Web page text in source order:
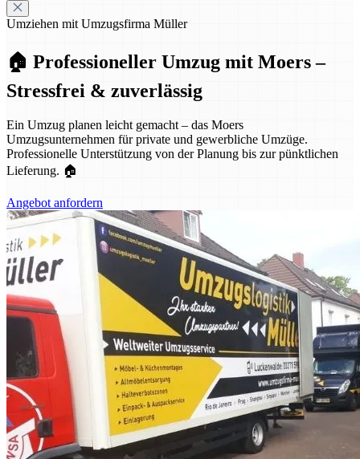
Umziehen mit Umzugsfirma Müller
🏠 Professioneller Umzug mit Moers –
Stressfrei & zuverlässig
Ein Umzug planen leicht gemacht – das Moers
Umzugsunternehmen für private und gewerbliche Umzüge.
Professionelle Unterstützung von der Planung bis zur pünktlichen
Lieferung. 🏠
Angebot anfordern